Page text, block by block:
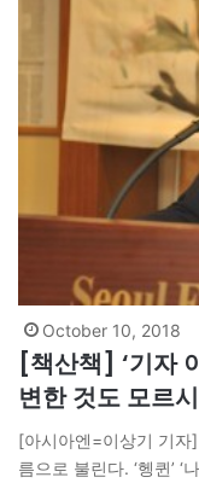
October 10, 2018
[책산책] ‘기자
변한 것도 모르
[아시아엔=이상기 기자]
름으로 불린다. ‘헹퀸’ ‘